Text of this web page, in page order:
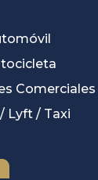
Comerciales
Lyft / Taxi